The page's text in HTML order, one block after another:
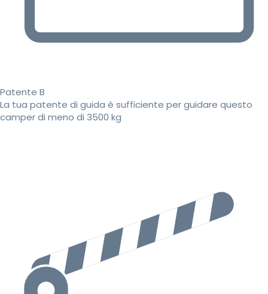
Patente B
La tua patente di guida è sufficiente per guidare questo
camper di meno di 3500 kg